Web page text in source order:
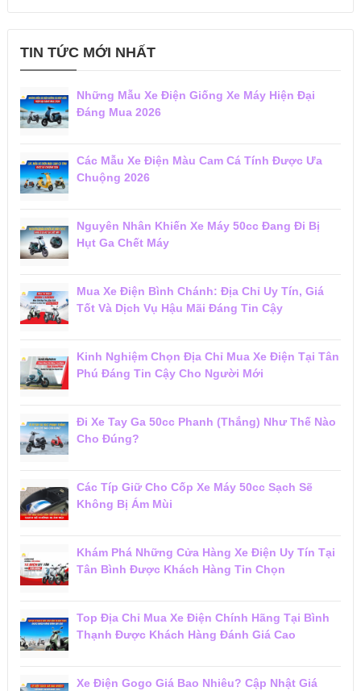
TIN TỨC MỚI NHẤT
Những Mẫu Xe Điện Giống Xe Máy Hiện Đại
Đáng Mua 2026
Các Mẫu Xe Điện Màu Cam Cá Tính Được Ưa
Chuộng 2026
Nguyên Nhân Khiến Xe Máy 50cc Đang Đi Bị
Hụt Ga Chết Máy
Mua Xe Điện Bình Chánh: Địa Chỉ Uy Tín, Giá
Tốt Và Dịch Vụ Hậu Mãi Đáng Tin Cậy
Kinh Nghiệm Chọn Địa Chỉ Mua Xe Điện Tại Tân
Phú Đáng Tin Cậy Cho Người Mới
Đi Xe Tay Ga 50cc Phanh (Thắng) Như Thế Nào
Cho Đúng?
Các Típ Giữ Cho Cốp Xe Máy 50cc Sạch Sẽ
Không Bị Ám Mùi
Khám Phá Những Cửa Hàng Xe Điện Uy Tín Tại
Tân Bình Được Khách Hàng Tin Chọn
Top Địa Chỉ Mua Xe Điện Chính Hãng Tại Bình
Thạnh Được Khách Hàng Đánh Giá Cao
Xe Điện Gogo Giá Bao Nhiêu? Cập Nhật Giá